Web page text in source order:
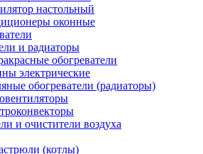
настольный
оконные
и радиаторы
обогреватели
электрические
обогреватели (радиаторы)
и очистители воздуха
(котлы)